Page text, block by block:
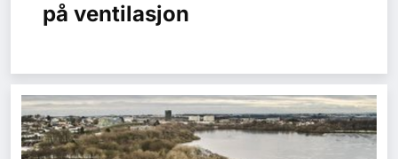
på ventilasjon